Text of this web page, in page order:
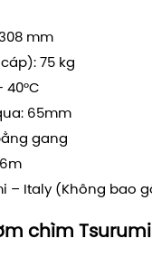
mm
75 kg
40°C
65mm
gang
– Italy (Không bao
chìm Tsurumi